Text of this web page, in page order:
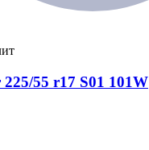
55 r17 S01 101W